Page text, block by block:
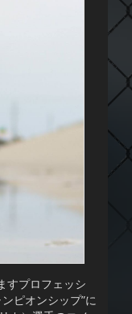
すプロフェッシ
ピオンシップ”に